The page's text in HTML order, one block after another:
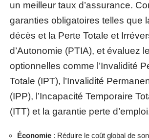
un meilleur taux d’assurance.
garanties obligatoires telles que
décès et la Perte Totale et
d’Autonomie (PTIA), et évaluez
optionnelles comme l’Invalidité
Totale (IPT), l’Invalidité
(IPP), l’Incapacité Temporaire
(ITT) et la garantie perte
Économie : Réduire le coût global de